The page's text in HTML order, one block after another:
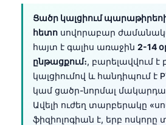
Ցածր կալցիում
հետո սովորաբար
հայտ է գալիս առաջին 2-14
ընթացքում։, բարելավվում
կալցիումով և հանդիպում է
կամ ցածր-նորմալ
Ավելի ուժեղ տարբերակը
ֆիզիոլոգիան է, երբ ոսկորը